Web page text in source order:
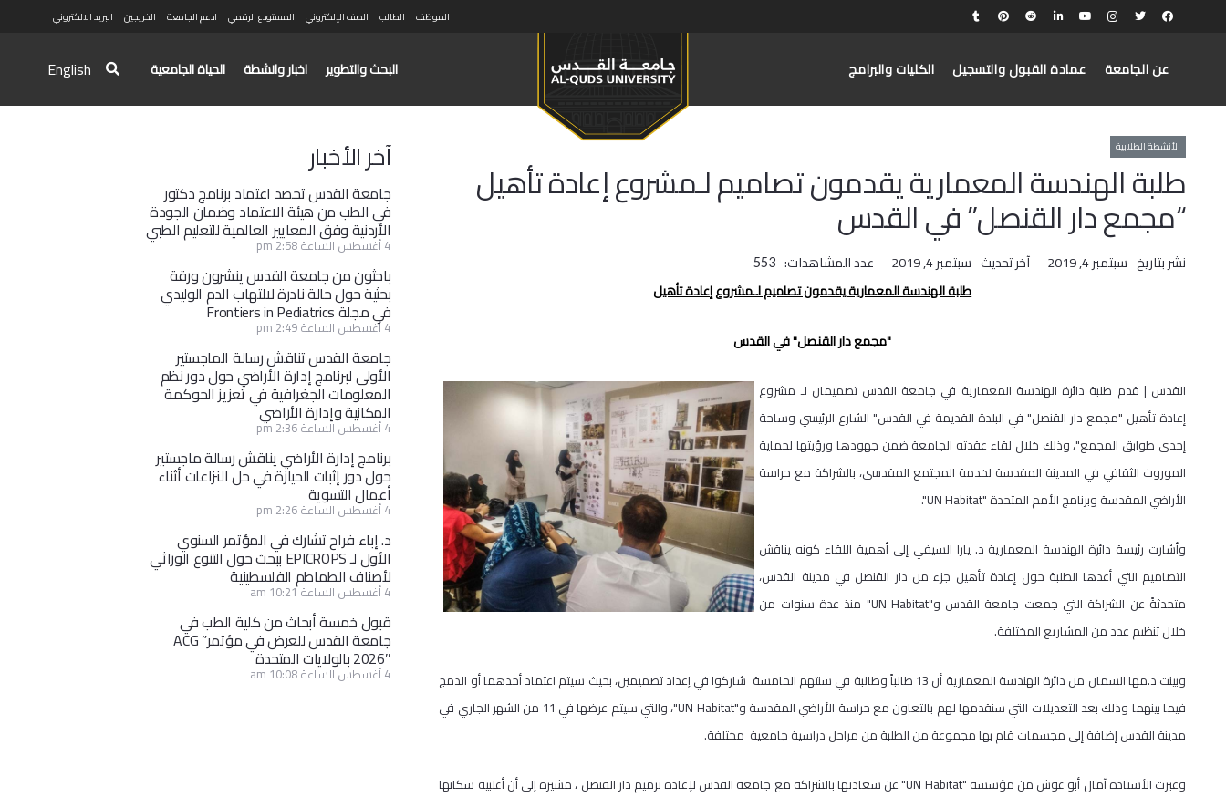
الموظف الطالب الصف الإلكتروني المستودع الرقمي ادعم الجامعة الخريجين البريد الالكتروني
عن الجامعة عمادة القبول والتسجيل الكليات والبرامج البحث والتطوير اخبار وانشطة الحياة الجامعية English
الأنشطة الطلابية
طلبة الهندسة المعمارية يقدمون تصاميم لـمشروع إعادة تأهيل
“مجمع دار القنصل” في القدس
نشر بتاريخ سبتمبر 4, 2019 آخر تحديث سبتمبر 4, 2019 عدد المشاهدات: 553
طلبة الهندسة المعمارية يقدمون تصاميم لـمشروع إعادة تأهيل
"مجمع دار القنصل" في القدس
القدس | قدم طلبة دائرة الهندسة المعمارية في جامعة القدس تصميمان لـ مشروع
إعادة تأهيل "مجمع دار القنصل" في البلدة القديمة في القدس" الشارع الرئيسي وساحة
إحدى طوابق المجمع"، وذلك خلال لقاء عقدته الجامعة ضمن جهودها ورؤيتها لحماية
الموروث الثقافي في المدينة المقدسة لخدمة المجتمع المقدسي، بالشراكة مع حراسة
الأراضي المقدسة وبرنامج الأمم المتحدة "UN Habitat
".
وأشارت رئيسة دائرة الهندسة المعمارية د. يارا السيفي إلى أهمية اللقاء كونه يناقش
التصاميم التي أعدها الطلبة حول إعادة تأهيل جزء من دار القنصل في مدينة القدس،
متحدثةً عن الشراكة التي جمعت جامعة القدس و"UN Habitat" منذ عدة سنوات من
خلال تنظيم عدد من المشاريع المختلفة.
وبينت د.مها السمان من دائرة الهندسة المعمارية أن 13 طالباً وطالبة في سنتهم الخامسة شاركوا في إعداد تصميمين، بحيث سيتم اعتماد أحدهما أو الدمج
فيما بينهما وذلك بعد التعديلات التي سنقدمها لهم بالتعاون مع حراسة الأراضي المقدسة و"UN Habitat
"، والتي سيتم عرضها في 11 من الشهر الجاري في
مدينة القدس إضافة إلى مجسمات قام بها مجموعة من الطلبة من مراحل دراسية جامعية مختلفة.
وعبرت الأستاذة آمال أبو غوش من مؤسسة "UN Habitat" عن سعادتها بالشراكة مع جامعة القدس لإعادة ترميم دار القنصل ، مشيرة إلى أن أغلبية سكانها
آخر الأخبار
جامعة القدس تحصد اعتماد برنامج دكتور
في الطب من هيئة الاعتماد وضمان الجودة
الأردنية وفق المعايير العالمية للتعليم الطبي
4 أغسطس الساعة 2:58 pm
باحثون من جامعة القدس ينشرون ورقة
بحثية حول حالة نادرة لالتهاب الدم الوليدي
في مجلة Frontiers in Pediatrics
4 أغسطس الساعة 2:49 pm
جامعة القدس تناقش رسالة الماجستير
الأولى لبرنامج إدارة الأراضي حول دور نظم
المعلومات الجغرافية في تعزيز الحوكمة
المكانية وإدارة الأراضي
4 أغسطس الساعة 2:36 pm
برنامج إدارة الأراضي يناقش رسالة ماجستير
حول دور إثبات الحيازة في حل النزاعات أثناء
أعمال التسوية
4 أغسطس الساعة 2:26 pm
د. إباء فراح تشارك في المؤتمر السنوي
الأول لـ EPICROPS ببحث حول التنوع الوراثي
لأصناف الطماطم الفلسطينية
4 أغسطس الساعة 10:21 am
قبول خمسة أبحاث من كلية الطب في
جامعة القدس للعرض في مؤتمر” ACG
2026″ بالولايات المتحدة
4 أغسطس الساعة 10:08 am